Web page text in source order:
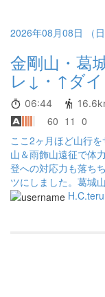
そうですね。 この時期も沢沿いなので気持ちよく歩くことができ
2026年08月08日 （日
金剛山・葛
レ↓・↑ダイ
06:44
60 11 0
ここ2ヶ月ほど山行
山＆雨飾山遠征で体
登への対応力も落ち
ツにしました。葛城
で、多少トレーニングにはなる